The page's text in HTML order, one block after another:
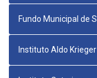
Fundo Municipal de
Instituto Aldo